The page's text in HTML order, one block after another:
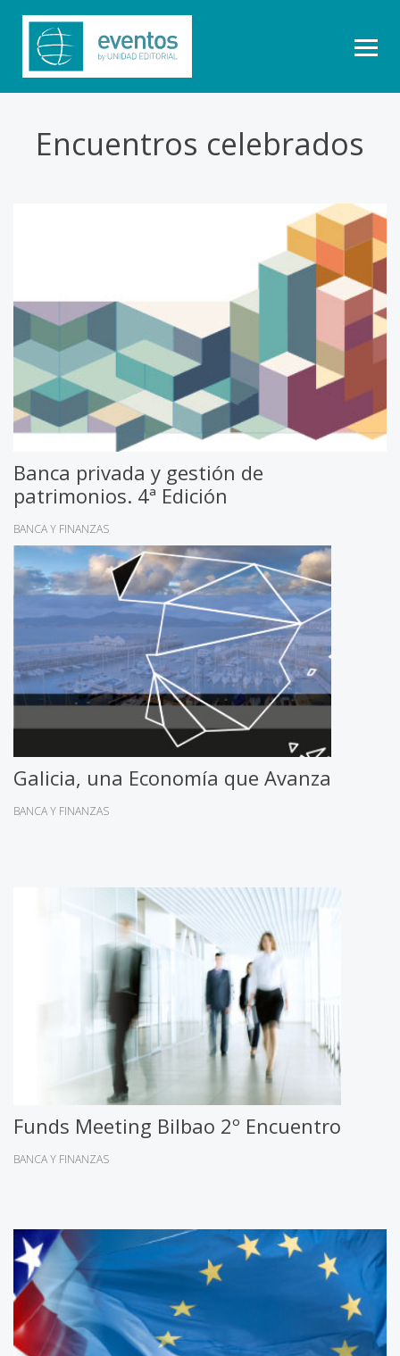
Encuentros celebrados
Banca privada y gestión de
patrimonios. 4ª Edición
BANCA Y FINANZAS
Galicia, una Economía que Avanza
BANCA Y FINANZAS
Funds Meeting Bilbao 2º Encuentro
BANCA Y FINANZAS